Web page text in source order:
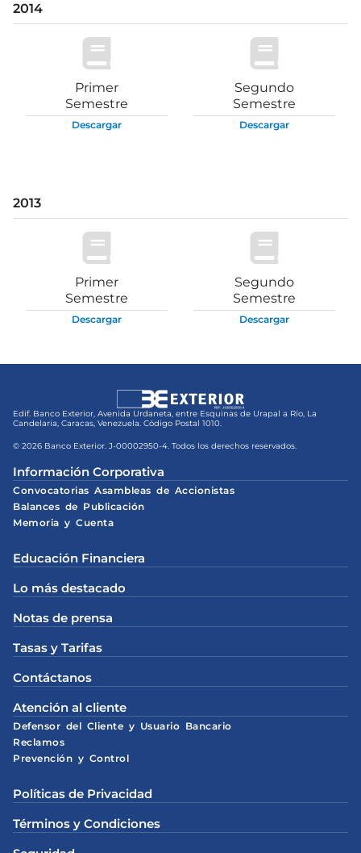
2014
Primer
Semestre
Descargar
Segundo
Semestre
Descargar
2013
Primer
Semestre
Descargar
Segundo
Semestre
Descargar
Edif. Banco Exterior, Avenida Urdaneta, entre Esquinas de Urapal a Río, La
Candelaria, Caracas, Venezuela. Código Postal 1010.
© 2026 Banco Exterior. J-00002950-4. Todos los derechos reservados.
Información Corporativa
Convocatorias Asambleas de Accionistas
Balances de Publicación
Memoria y Cuenta
Educación Financiera
Lo más destacado
Notas de prensa
Tasas y Tarifas
Contáctanos
Atención al cliente
Defensor del Cliente y Usuario Bancario
Reclamos
Prevención y Control
Políticas de Privacidad
Términos y Condiciones